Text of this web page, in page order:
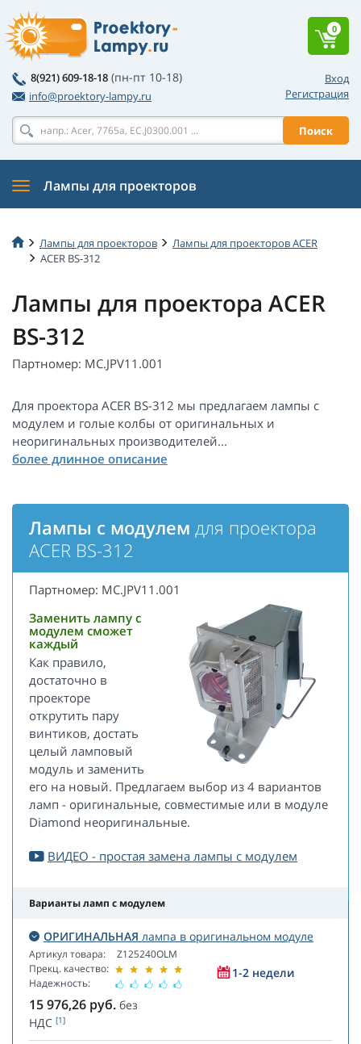
Вход
Регистрация
8(921) 609-18-18 (пн-пт 10-18)
info@proektory-lampy.ru
Поиск
0
Лампы для проекторов
Лампы для проекторов
Лампы для проекторов ACER
ACER BS-312
Лампы для проектора ACER
BS-312
Партномер: MC.JPV11.001
Для проектора ACER BS-312 мы предлагаем лампы с
модулем и голые колбы от оригинальных и
неоригинальных производителей...
Лампы с модулем для проектора
ACER BS-312
Партномер: MC.JPV11.001
Заменить лампу с
модулем сможет
каждый
Как правило,
достаточно в
проекторе
открутить пару
винтиков, достать
целый ламповый
модуль и заменить
его на новый. Предлагаем выбор из 4 вариантов
ламп - оригинальные, совместимые или в модуле
Diamond неоригинальные.
ВИДЕО - простая замена лампы с модулем
Варианты ламп с модулем
ОРИГИНАЛЬНАЯ лампа в оригинальном модуле
Артикул товара:
Прекц. качество:
Надежность:
Z125240OLM
1-2 недели
15 976,26 руб. без
НДС [1]